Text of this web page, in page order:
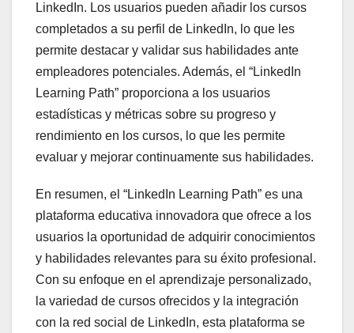
LinkedIn. Los usuarios pueden añadir los cursos
completados a su perfil de LinkedIn, lo que les
permite destacar y validar sus habilidades ante
empleadores potenciales. Además, el “LinkedIn
Learning Path” proporciona a los usuarios
estadísticas y métricas sobre su progreso y
rendimiento en los cursos, lo que les permite
evaluar y mejorar continuamente sus habilidades.
En resumen, el “LinkedIn Learning Path” es una
plataforma educativa innovadora que ofrece a los
usuarios la oportunidad de adquirir conocimientos
y habilidades relevantes para su éxito profesional.
Con su enfoque en el aprendizaje personalizado,
la variedad de cursos ofrecidos y la integración
con la red social de LinkedIn, esta plataforma se